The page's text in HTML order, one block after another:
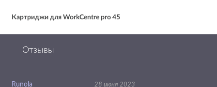
Картриджи для WorkCentre pro 45
Отзывы
Runola 28 июня 2023